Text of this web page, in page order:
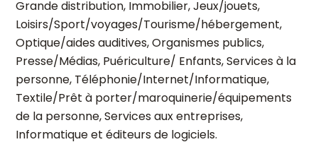
Grande distribution, Immobilier, Jeux/jouets,
Loisirs/Sport/voyages/Tourisme/hébergement,
Optique/aides auditives, Organismes publics,
Presse/Médias, Puériculture/ Enfants, Services à la
personne, Téléphonie/Internet/Informatique,
Textile/Prêt à porter/maroquinerie/équipements
de la personne, Services aux entreprises,
Informatique et éditeurs de logiciels.